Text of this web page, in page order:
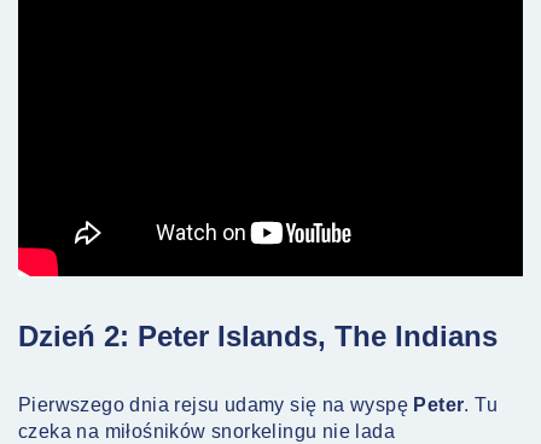
Dzień 2: Peter Islands, The Indians
Pierwszego dnia rejsu udamy się na wyspę Peter. Tu
czeka na miłośników snorkelingu nie lada